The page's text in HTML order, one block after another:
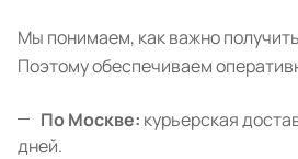
Мы понимаем, как важно
Поэтому обеспечиваем
По Москве: курьерская
дней.